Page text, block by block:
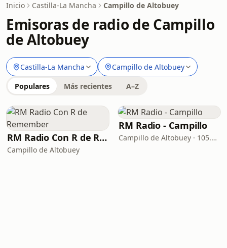
Inicio Castilla-La Mancha Campillo de Altobuey
Emisoras de radio de Campillo
de Altobuey
Castilla-La Mancha Campillo de Altobuey
Populares Más recientes A–Z
RM Radio Con R de Remember
Campillo de Altobuey
RM Radio - Campillo
Campillo de Altobuey · 105.9 FM